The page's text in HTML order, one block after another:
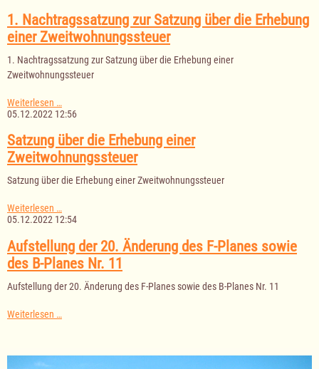
Satzung
über
die
einer
Zweitwohnungssteuer
1. Nachtragssatzung zur Satzung über die Erhebung
einer Zweitwohnungssteuer
1. Nachtragssatzung zur Satzung über die Erhebung einer
Zweitwohnungssteuer
Weiterlesen …
Nachtragssatzung
Satzung
über
die
einer
05.12.2022 12:56
Satzung über die Erhebung einer
Zweitwohnungssteuer
Satzung über die Erhebung einer Zweitwohnungssteuer
Weiterlesen …
über
Erhebung
einer
Zweitwohnungssteuer
05.12.2022 12:54
Aufstellung der 20. Änderung des F-Planes sowie
des B-Planes Nr. 11
Aufstellung der 20. Änderung des F-Planes sowie des B-Planes Nr. 11
Weiterlesen …
des